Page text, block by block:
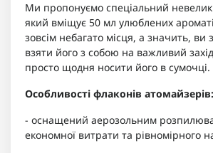
Ми пропонуємо спеціальний
який вміщує 50 мл улюблених
зовсім небагато місця, а значить,
взяти його з собою на важливий
просто щодня носити його в сумочці.
Особливості флаконів атомайзерів:
- оснащений аерозольним
економної витрати та рівномірного